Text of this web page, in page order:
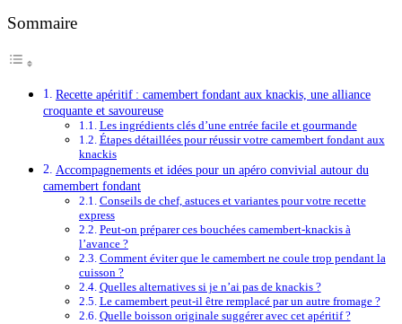
Sommaire
Recette apéritif : camembert fondant aux knackis, une alliance
croquante et savoureuse
Les ingrédients clés d’une entrée facile et gourmande
Étapes détaillées pour réussir votre camembert fondant aux
knackis
Accompagnements et idées pour un apéro convivial autour du
camembert fondant
Conseils de chef, astuces et variantes pour votre recette
express
Peut-on préparer ces bouchées camembert-knackis à
l’avance ?
Comment éviter que le camembert ne coule trop pendant la
cuisson ?
Quelles alternatives si je n’ai pas de knackis ?
Le camembert peut-il être remplacé par un autre fromage ?
Quelle boisson originale suggérer avec cet apéritif ?